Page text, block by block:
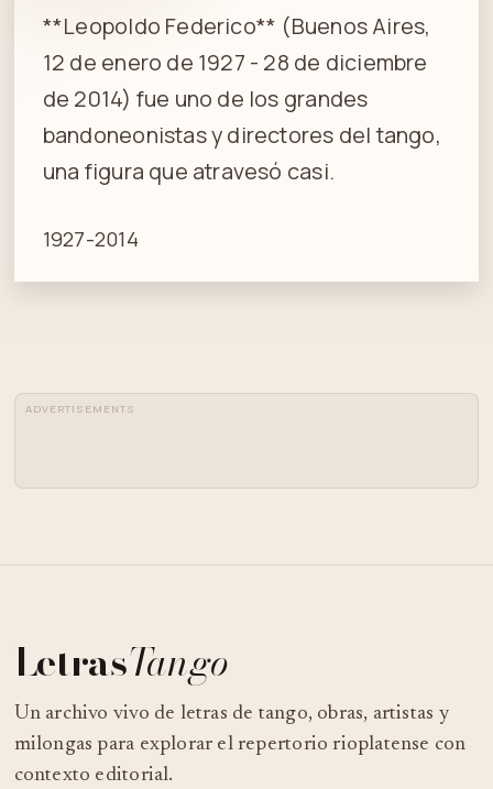
**Leopoldo Federico** (Buenos Aires,
12 de enero de 1927 - 28 de diciembre
de 2014) fue uno de los grandes
bandoneonistas y directores del tango,
una figura que atravesó casi.
1927-2014
ADVERTISEMENTS
LetrasTango
Un archivo vivo de letras de tango, obras, artistas y
milongas para explorar el repertorio rioplatense con
contexto editorial.